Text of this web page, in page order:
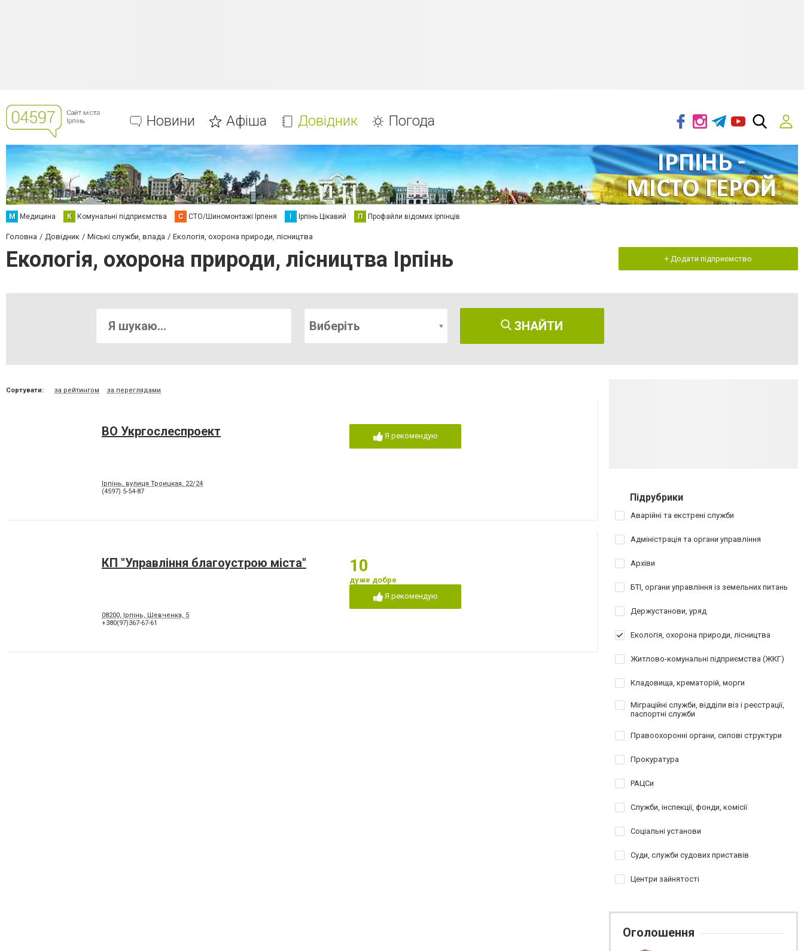
Новини Афіша Довідник Погода
М Медицина К Комунальні підприємства С СТО/Шиномонтажі Ірпеня І Ірпінь Цікавий П Профайли відомих ірпінців
Головна Довідник Міські служби, влада Екологія, охорона природи, лісництва
Екологія, охорона природи, лісництва Ірпінь + Додати підприємство
Виберіть ЗНАЙТИ
Сортувати: за рейтингом за переглядами
ВО Укргослеспроект
Ірпінь, вулиця Троицкая, 22/24
(4597) 5-54-87
Я рекомендую
КП "Управління благоустрою міста"
08200, Ірпінь, Шевченка, 5
+380(97)367-67-61
10
дуже добре
Я рекомендую
Підрубрики
Аварійні та екстрені служби
Адміністрація та органи управління
Архіви
БТІ, органи управління із земельних питань
Держустанови, уряд
Екологія, охорона природи, лісництва
Житлово-комунальні підприємства (ЖКГ)
Кладовища, крематорій, морги
Міграційні служби, відділи віз і реєстрації,
паспортні служби
Правоохоронні органи, силові структури
Прокуратура
РАЦСи
Служби, інспекції, фонди, комісії
Соціальні установи
Суди, служби судових приставів
Центри зайнятості
Оголошення